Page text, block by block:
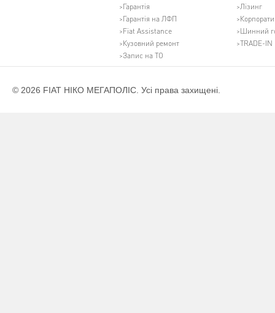
Гарантія
Гарантія на ЛФП
Fiat Assistance
Кузовний ремонт
Запис на ТО
Лізинг
Шинний
TRADE-IN
© 2026 FIAT НІКО МЕГАПОЛІС. Усі права захищені.